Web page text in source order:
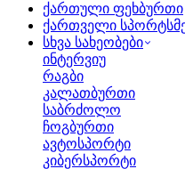
ქართული ფეხბურთი
ქართველი
სხვა სახეობები
ინტერვიუ
რაგბი
კალათბურთი
საბრძოლო
ჩოგბურთი
ავტოსპორტი
კიბერსპორტი